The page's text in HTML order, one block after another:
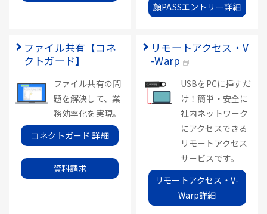
顔PASSエントリー詳細
ファイル共有【コネ
クトガード】
ファイル共有の問
題を解決して、業
務効率化を実現。
コネクトガード 詳細
資料請求
リモートアクセス・V
-Warp
USBをPCに挿すだ
け！簡単・安全に
社内ネットワーク
にアクセスできる
リモートアクセス
サービスです。
リモートアクセス・V-
Warp詳細